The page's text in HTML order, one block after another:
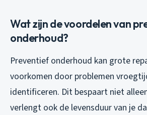
Wat zijn de voordelen van
onderhoud?
Preventief onderhoud kan grote
voorkomen door problemen
identificeren. Dit bespaart niet
verlengt ook de levensduur van je